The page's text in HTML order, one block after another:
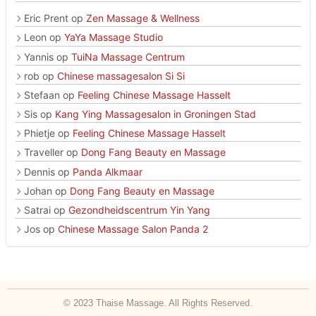
Eric Prent op Zen Massage & Wellness
Leon op YaYa Massage Studio
Yannis op TuiNa Massage Centrum
rob op Chinese massagesalon Si Si
Stefaan op Feeling Chinese Massage Hasselt
Sis op Kang Ying Massagesalon in Groningen Stad
Phietje op Feeling Chinese Massage Hasselt
Traveller op Dong Fang Beauty en Massage
Dennis op Panda Alkmaar
Johan op Dong Fang Beauty en Massage
Satrai op Gezondheidscentrum Yin Yang
Jos op Chinese Massage Salon Panda 2
© 2023 Thaise Massage. All Rights Reserved.